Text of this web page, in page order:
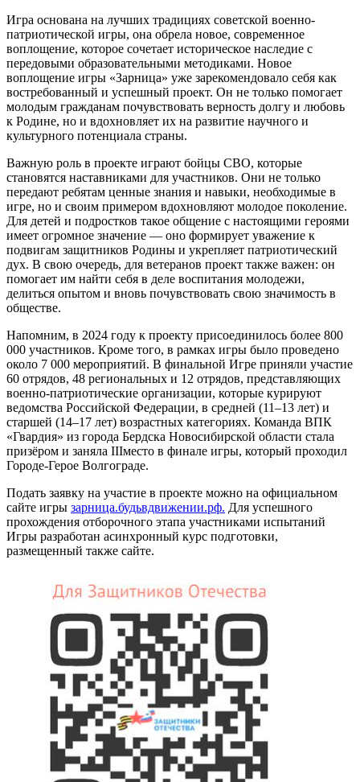
Игра основана на лучших традициях советской военно-
патриотической игры, она обрела новое, современное
воплощение, которое сочетает историческое наследие с
передовыми образовательными методиками. Новое
воплощение игры «Зарница» уже зарекомендовало себя как
востребованный и успешный проект. Он не только помогает
молодым гражданам почувствовать верность долгу и любовь
к Родине, но и вдохновляет их на развитие научного и
культурного потенциала страны.
Важную роль в проекте играют бойцы СВО, которые
становятся наставниками для участников. Они не только
передают ребятам ценные знания и навыки, необходимые в
игре, но и своим примером вдохновляют молодое поколение.
Для детей и подростков такое общение с настоящими героями
имеет огромное значение — оно формирует уважение к
подвигам защитников Родины и укрепляет патриотический
дух. В свою очередь, для ветеранов проект также важен: он
помогает им найти себя в деле воспитания молодежи,
делиться опытом и вновь почувствовать свою значимость в
обществе.
Напомним, в 2024 году к проекту присоединилось более 800
000 участников. Кроме того, в рамках игры было проведено
около 7 000 мероприятий. В финальной Игре приняли участие
60 отрядов, 48 региональных и 12 отрядов, представляющих
военно-патриотические организации, которые курируют
ведомства Российской Федерации, в средней (11–13 лет) и
старшей (14–17 лет) возрастных категориях. Команда ВПК
«Гвардия» из города Бердска Новосибирской области стала
призёром и заняла IIIместо в финале игры, который проходил
Городе-Герое Волгограде.
Подать заявку на участие в проекте можно на официальном
сайте игры зарница.будьвдвижении.рф. Для успешного
прохождения отборочного этапа участниками испытаний
Игры разработан асинхронный курс подготовки,
размещенный также сайте.